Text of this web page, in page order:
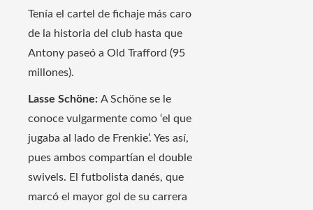
Tenía el cartel de fichaje más caro
de la historia del club hasta que
Antony paseó a Old Trafford (95
millones).
Lasse Schöne: A Schöne se le
conoce vulgarmente como ‘el que
jugaba al lado de Frenkie’. Yes así,
pues ambos compartían el double
swivels. El futbolista danés, que
marcó el mayor gol de su carrera